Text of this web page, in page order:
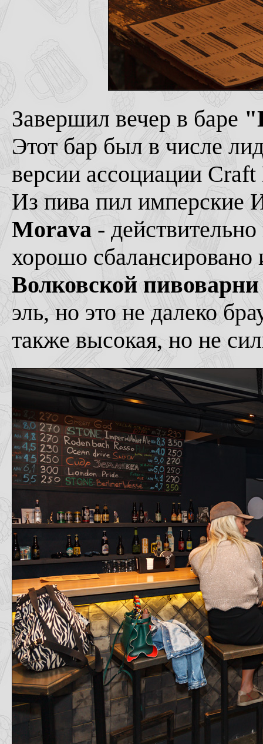
Завершил вечер в баре
Этот бар был в числе
версии ассоциации
Из пива пил
Morava -
хорошо
Волковской пивоварни
эль, но это не далеко
также высокая, но не